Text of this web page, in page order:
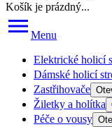
Košík je prázdný...
Menu
Elektrické holicí
Dámské holicí
Zastřihovače
Žiletky a holítka
Péče o vousy